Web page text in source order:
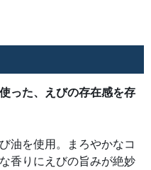
った、えびの存在感を存
油を使用。まろやかなコ
香りにえびの旨みが絶妙